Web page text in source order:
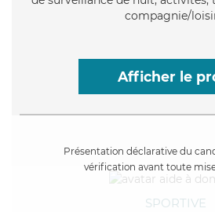
compagnie/
Afficher le
Présentation déclarative du
vérification avant toute
SPORTIVE